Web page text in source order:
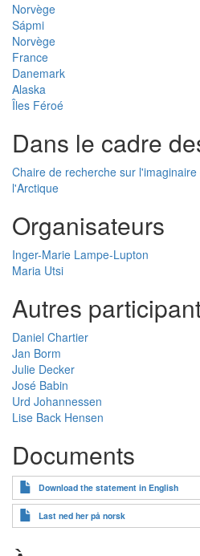
Norvège
Sápmi
Norvège
France
Danemark
Alaska
Îles Féroé
Dans le cadre
Chaire de recherche sur
l'Arctique
Organisateurs
Inger-Marie Lampe-Lupton
Maria Utsi
Autres
Daniel Chartier
Jan Borm
Julie Decker
José Babin
Urd Johannessen
Lise Back Hensen
Documents
Download the statement in English
Last ned her på norsk